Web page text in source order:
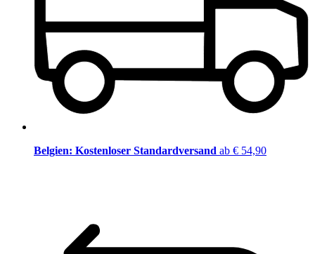
Belgien: Kostenloser Standardversand ab € 54,90